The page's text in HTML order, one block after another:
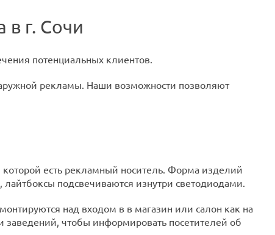
в г. Сочи
потенциальных клиентов.
рекламы. Наши возможности позволяют
есть рекламный носитель. Форма изделий
подсвечиваются изнутри светодиодами.
над входом в в магазин или салон как на
заведений, чтобы информировать посетителей об